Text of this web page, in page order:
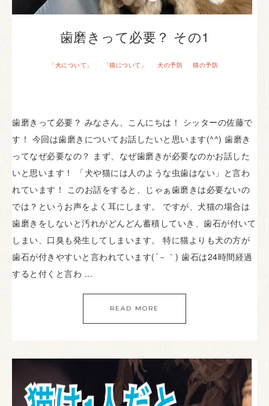
歯磨きって必要？ その1
「犬について」 · 「猫について」 · 犬の予防 · 猫の予防
歯磨きって必要？ みなさん、こんにちは！ シッターの佐藤で
す！ 今回は歯磨きについてお話したいと思います(^^) 歯磨き
ってなぜ必要なの？ まず、なぜ歯磨きが必要なのかお話した
いと思います！ 「犬や猫には人のような虫歯はない」と言わ
れています！ このお話をすると、じゃぁ歯磨きは必要ないの
では？というお声をよく耳にします。 ですが、犬猫の場合は
歯磨きをしないと汚れがどんどん蓄積していき、歯石が付いて
しまい、口臭も発生してしまいます。 特に猫よりも犬の方が
歯石が付きやすいと言われています(´－｀) 歯石は24時間経過
すると付くと言わ ...
READ MORE